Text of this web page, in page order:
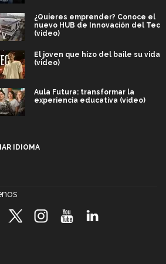
¿Quieres emprender? Conoce el
nuevo HUB de Innovación del Tec
(video)
El joven que hizo del baile su vida
(video)
Aula Futura: transformar la
experiencia educativa (video)
robótica FIRST 2026! (video)
IDIOMA